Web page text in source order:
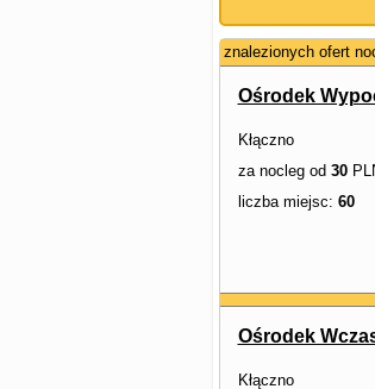
znalezionych ofert
Ośrodek
Kłączno
za nocleg od 30
liczba miejsc: 60
Ośrodek
Kłączno